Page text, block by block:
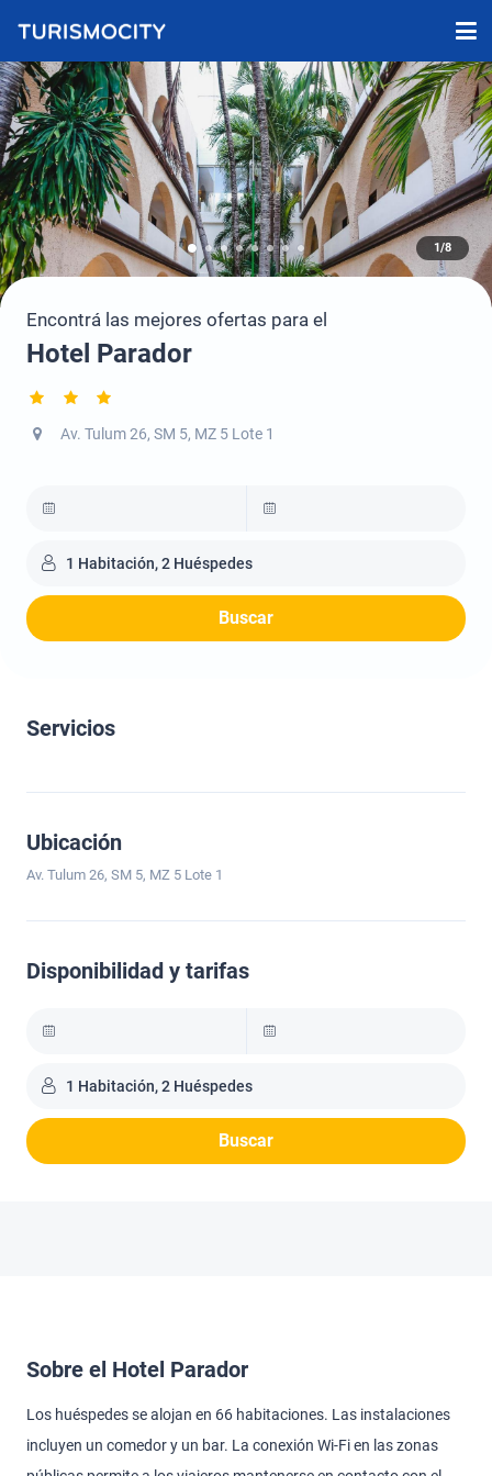
1/8
Encontrá las mejores ofertas para el
Hotel Parador
Av. Tulum 26, SM 5, MZ 5 Lote 1
1 Habitación, 2 Huéspedes
Buscar
Servicios
Ubicación
Av. Tulum 26, SM 5, MZ 5 Lote 1
Disponibilidad y tarifas
1 Habitación, 2 Huéspedes
Buscar
Sobre el Hotel Parador
Los huéspedes se alojan en 66 habitaciones. Las instalaciones
incluyen un comedor y un bar. La conexión Wi-Fi en las zonas